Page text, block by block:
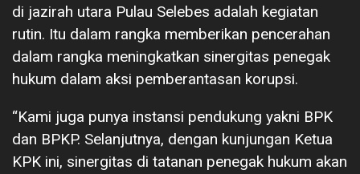
di jazirah utara Pulau Selebes adalah kegiatan
rutin. Itu dalam rangka memberikan pencerahan
dalam rangka meningkatkan sinergitas penegak
hukum dalam aksi pemberantasan korupsi.
“Kami juga punya instansi pendukung yakni BPK
dan BPKP. Selanjutnya, dengan kunjungan Ketua
KPK ini, sinergitas di tatanan penegak hukum akan